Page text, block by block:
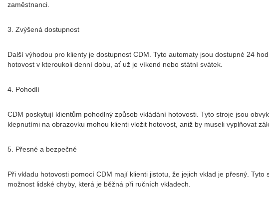
zaměstnanci.
3. Zvýšená dostupnost
Další výhodou pro klienty je dostupnost CDM. Tyto automaty jsou dostupné 24
hotovost v kteroukoli denní dobu, ať už je víkend nebo státní svátek.
4. Pohodlí
CDM poskytují klientům pohodlný způsob vkládání hotovosti. Tyto stroje jsou
klepnutími na obrazovku mohou klienti vložit hotovost, aniž by museli vyplňovat
5. Přesné a bezpečné
Při vkladu hotovosti pomocí CDM mají klienti jistotu, že jejich vklad je přesný.
možnost lidské chyby, která je běžná při ručních vkladech.